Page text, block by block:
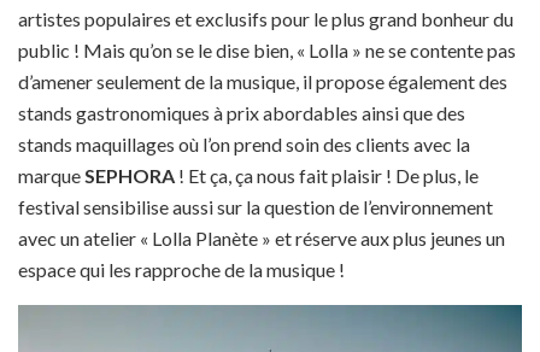
artistes populaires et exclusifs pour le plus grand bonheur du
public ! Mais qu’on se le dise bien, « Lolla » ne se contente pas
d’amener seulement de la musique, il propose également des
stands gastronomiques à prix abordables ainsi que des
stands maquillages où l’on prend soin des clients avec la
marqueSEPHORA ! Et ça, ça nous fait plaisir ! De plus, le
festival sensibilise aussi sur la question de l’environnement
avec un atelier « Lolla Planète » et réserve aux plus jeunes un
espace qui les rapproche de la musique !